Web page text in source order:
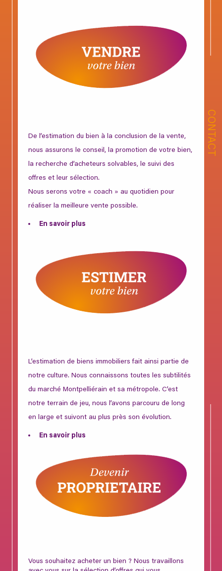
CONTACT
De l’estimation du bien à la conclusion de la vente,
nous assurons le conseil, la promotion de votre bien,
la recherche d’acheteurs solvables, le suivi des
offres et leur sélection.
Nous serons votre « coach » au quotidien pour
réaliser la meilleure vente possible.
En savoir plus
L’estimation de biens immobiliers fait ainsi partie de
notre culture. Nous connaissons toutes les subtilités
du marché Montpelliérain et sa métropole. C’est
notre terrain de jeu, nous l’avons parcouru de long
en large et suivont au plus près son évolution.
En savoir plus
Vous souhaitez acheter un bien ? Nous travaillons